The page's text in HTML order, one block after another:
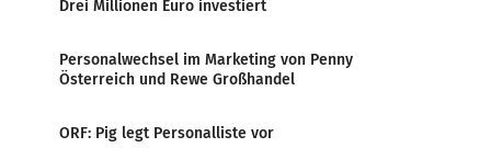
Drei Millionen Euro investiert
Personalwechsel im Marketing von Penny
Österreich und Rewe Großhandel
ORF: Pig legt Personalliste vor